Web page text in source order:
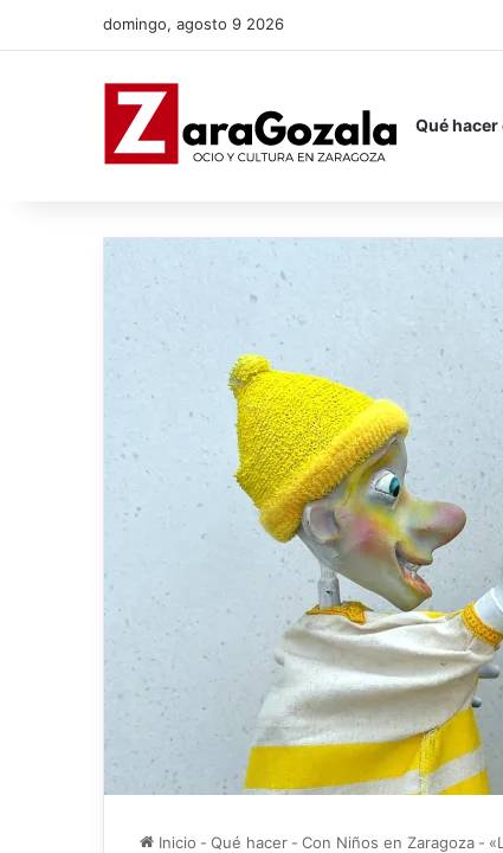
domingo, agosto 9 2026
Qué hacer
Inicio - Qué hacer - Con Niños en Zaragoza -